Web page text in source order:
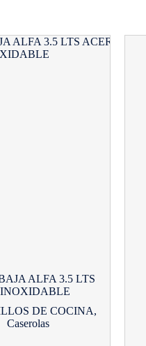
ALFA 3.5 LTS
DE COCINA,
Caserolas